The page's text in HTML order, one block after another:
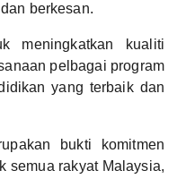
berkesan.
meningkatkan kualiti
pelbagai program
yang terbaik dan
bukti komitmen
semua rakyat Malaysia,